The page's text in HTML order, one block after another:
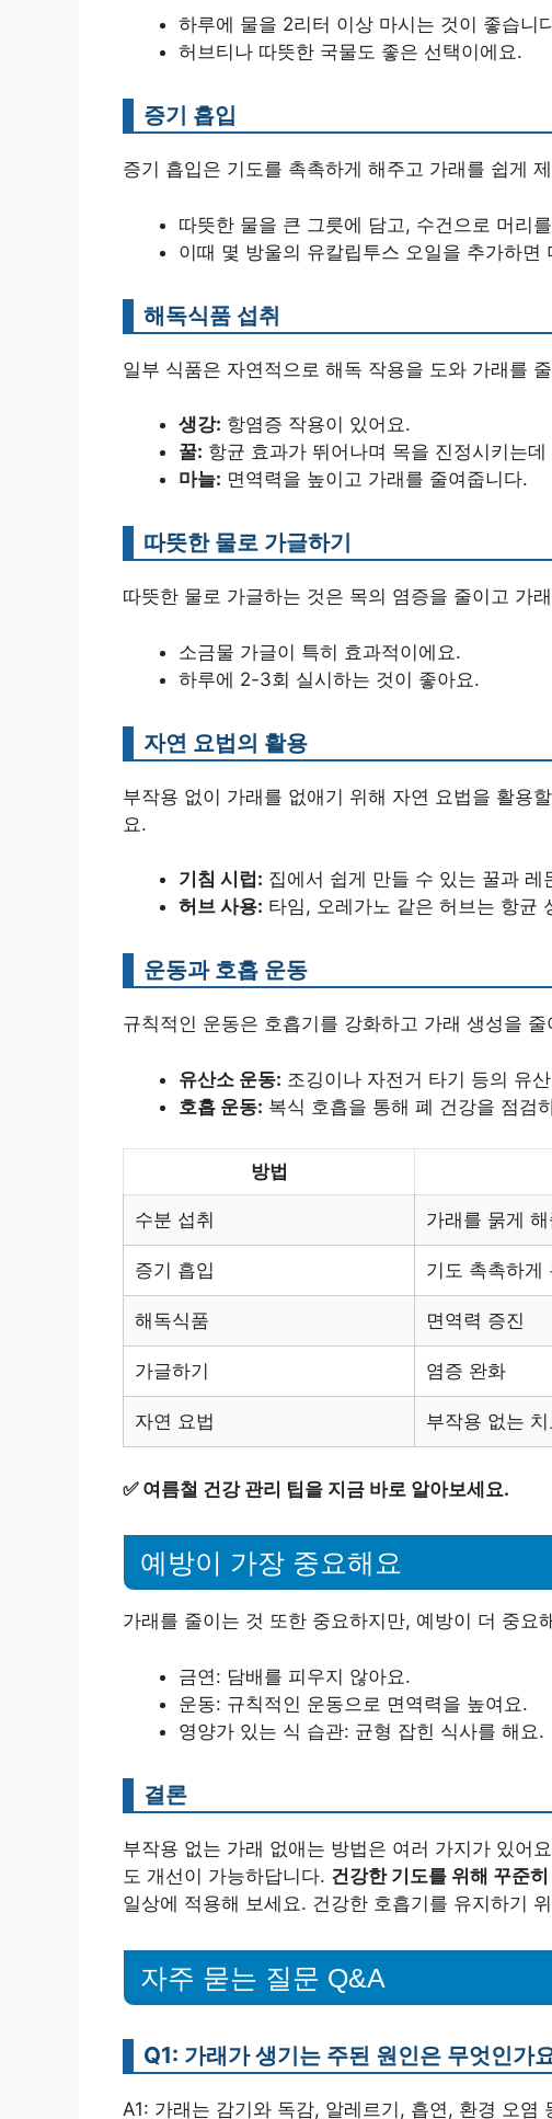
하루에 물을 2리터 이상 마시는 것이 좋습니
허브티나 따뜻한 국물도 좋은 선택이에요.
증기 흡입
증기 흡입은 기도를 촉촉하게 해주고 가래를 쉽게
따뜻한 물을 큰 그릇에 담고, 수건으로 머리
이때 몇 방울의 유칼립투스 오일을 추가하면
해독식품 섭취
일부 식품은 자연적으로 해독 작용을 도와 가래를
생강: 항염증 작용이 있어요.
꿀: 항균 효과가 뛰어나며 목을 진정시키는데
마늘: 면역력을 높이고 가래를 줄여줍니다.
따뜻한 물로 가글하기
따뜻한 물로 가글하는 것은 목의 염증을 줄이고 가
소금물 가글이 특히 효과적이에요.
하루에 2-3회 실시하는 것이 좋아요.
자연 요법의 활용
부작용 없이 가래를 없애기 위해 자연 요법을 활용
요.
기침 시럽: 집에서 쉽게 만들 수 있는 꿀과
허브 사용: 타임, 오레가노 같은 허브는 항균
운동과 호흡 운동
규칙적인 운동은 호흡기를 강화하고 가래 생성을 줄
유산소 운동: 조깅이나 자전거 타기 등의 유
호흡 운동: 복식 호흡을 통해 폐 건강을 점검
방법
수분 섭취 가래를 묽게 해
증기 흡입 기도 촉촉하게
해독식품 면역력 증진
가글하기 염증 완화
자연 요법 부작용 없는 치
✅ 여름철 건강 관리 팁을 지금 바로 알아보세요.
예방이 가장 중요해요
가래를 줄이는 것 또한 중요하지만, 예방이 더 중요
금연: 담배를 피우지 않아요.
운동: 규칙적인 운동으로 면역력을 높여요.
영양가 있는 식 습관: 균형 잡힌 식사를 해요.
결론
부작용 없는 가래 없애는 방법은 여러 가지가 있어
도 개선이 가능하답니다. 건강한 기도를 위해 꾸준
일상에 적용해 보세요. 건강한 호흡기를 유지하기
자주 묻는 질문 Q&A
Q1: 가래가 생기는 주된 원인은 무엇인가
A1: 가래는 감기와 독감, 알레르기, 흡연, 환경 오염